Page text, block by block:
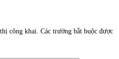
công khai. Các trường bắt buộc được